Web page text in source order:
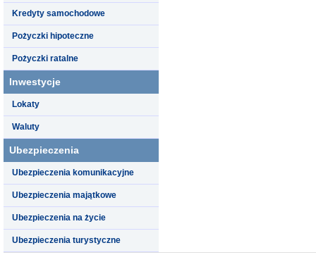
Kredyty samochodowe
Pożyczki hipoteczne
Pożyczki ratalne
Inwestycje
Lokaty
Waluty
Ubezpieczenia
Ubezpieczenia komunikacyjne
Ubezpieczenia majątkowe
Ubezpieczenia na życie
Ubezpieczenia turystyczne